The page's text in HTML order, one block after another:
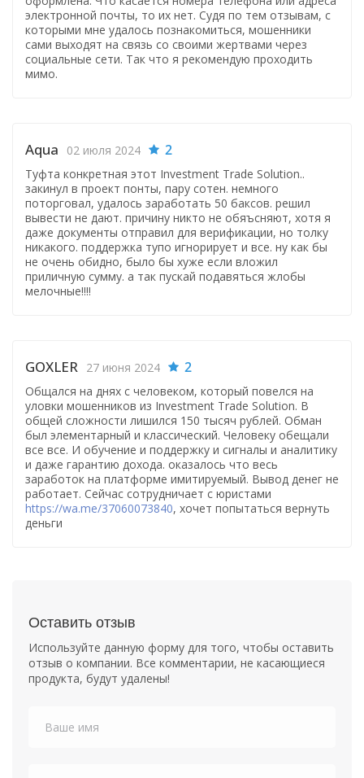
электронной почты, то их нет. Судя по тем отзывам, с
которыми мне удалось познакомиться, мошенники
сами выходят на связь со своими жертвами через
социальные сети. Так что я рекомендую проходить
мимо.
Aqua 02 июля 2024 2
Туфта конкретная этот Investment Trade Solution..
закинул в проект понты, пару сотен. немного
поторговал, удалось заработать 50 баксов. решил
вывести не дают. причину никто не обяъсняют, хотя я
даже документы отправил для верификации, но толку
никакого. поддержка тупо игнорирует и все. ну как бы
не очень обидно, было бы хуже если вложил
приличную сумму. а так пускай подавяться жлобы
мелочные!!!!
GOXLER 27 июня 2024 2
Общался на днях с человеком, который повелся на
уловки мошенников из Investment Trade Solution. В
общей сложности лишился 150 тысяч рублей. Обман
был элементарный и классический. Человеку обещали
все все. И обучение и поддержку и сигналы и аналитику
и даже гарантию дохода. оказалось что весь
заработок на платформе имитируемый. Вывод денег не
работает. Сейчас сотрудничает с юристами
https://wa.me/37060073840, хочет попытаться вернуть
деньги
Оставить отзыв
Используйте данную форму для того, чтобы оставить
отзыв о компании. Все комментарии, не касающиеся
продукта, будут удалены!